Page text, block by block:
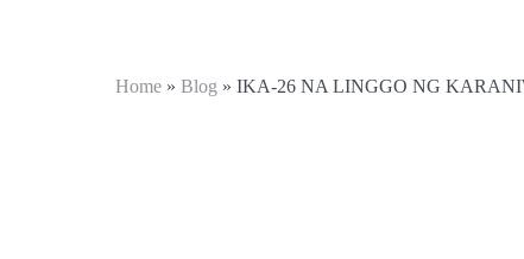
Home » Blog » IKA-26 NA LINGGO NG